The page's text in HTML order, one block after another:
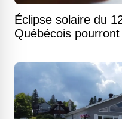
Éclipse solaire du
Québécois